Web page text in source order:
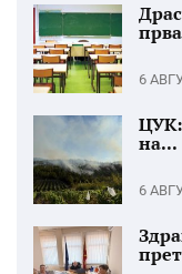
6
ЦУК:
на...
6